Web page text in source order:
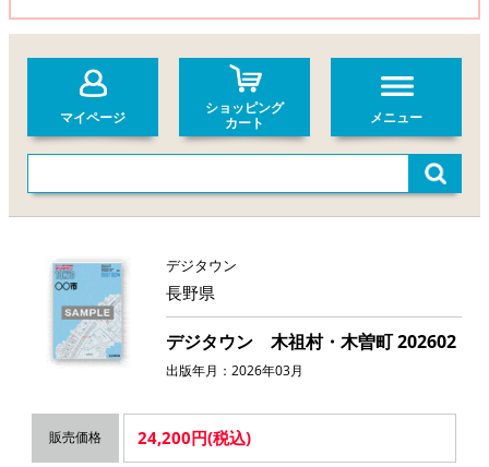
マイページ
ショッピング
カート
メニュー
デジタウン
長野県
デジタウン 木祖村・木曽町 202602
出版年月：2026年03月
販売価格 24,200円(税込)